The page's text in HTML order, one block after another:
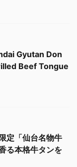
Gyutan Don
Beef Tongue
定「仙台名物牛
る本格牛タンを